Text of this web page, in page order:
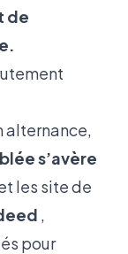
de
alternance,
s’avère
les site de
,
pour